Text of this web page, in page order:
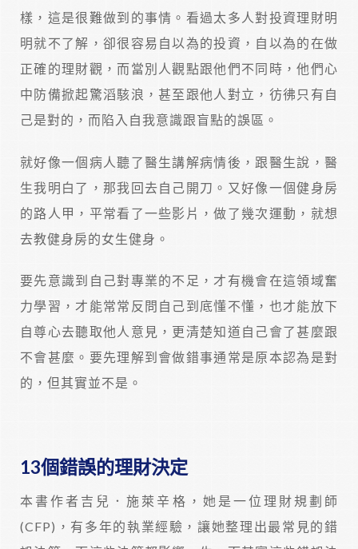
樣，這是很難做到的事情。看過太多人對投資理財明
明就不了解，卻很容易自以為的投資，自以為的在做
正確的理財觀，而當別人觀點跟他們不同時，他們心
中防備掀起驚滔駭浪，甚至跟他人對立，彷彿只有自
己是對的，而陷入自我意識跟盲點的誤區。
就好像一個病人聽了醫生講解病情後，跟醫生說，醫
生我明白了，那我回去自己開刀。又好像一個健身房
的路人甲，平常看了一些影片，做了幾次運動，就想
去教健身房的女生健身。
要先意識到自己對專業的不足，才有機會在這領域奮
力學習，才能常常反問自己到底懂不懂，也才能放下
自尊心去聽取他人意見，更清楚知道自己會了甚麼跟
不會甚麼。要先理解到會做錯事通常是原本認為是對
的，但其實並不是。
13個錯誤的理財決定
本書作者吉兒．施萊辛格，她是一位理財規劃師
(CFP)，有多年的執業經驗，讓她整理出最常見的錯